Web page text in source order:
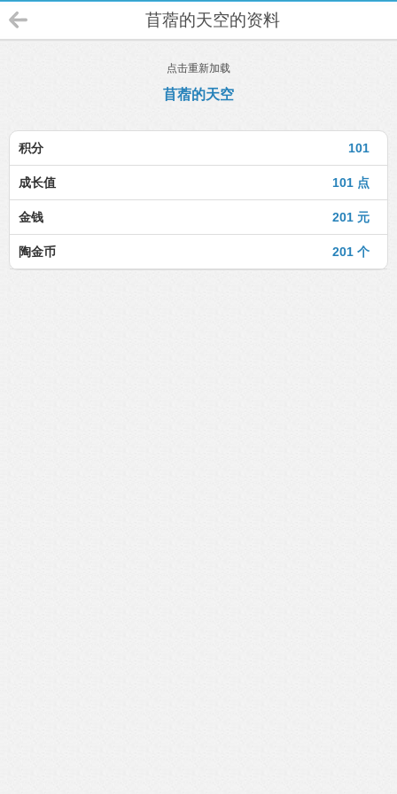
苜蓿的天空的资料
点击重新加载
苜蓿的天空
101
积分
101 点
成长值
201 元
金钱
201 个
陶金币